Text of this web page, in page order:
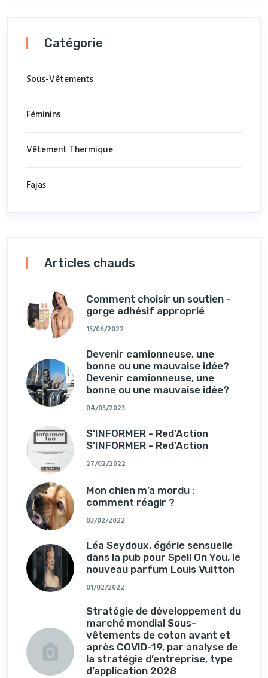
Catégorie
Sous-Vêtements
Féminins
Vêtement Thermique
Fajas
Articles chauds
Comment choisir un soutien -
gorge adhésif approprié
15/06/2022
Devenir camionneuse, une
bonne ou une mauvaise idée?
Devenir camionneuse, une
bonne ou une mauvaise idée?
04/03/2023
S'INFORMER - Red'Action
S'INFORMER - Red'Action
27/02/2022
Mon chien m’a mordu :
comment réagir ?
03/02/2022
Léa Seydoux, égérie sensuelle
dans la pub pour Spell On You, le
nouveau parfum Louis Vuitton
01/02/2022
Stratégie de développement du
marché mondial Sous-
vêtements de coton avant et
après COVID-19, par analyse de
la stratégie d’entreprise, type
d’application 2028